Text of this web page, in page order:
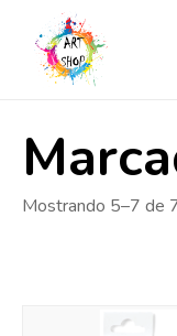
Mostrando 5–7 de